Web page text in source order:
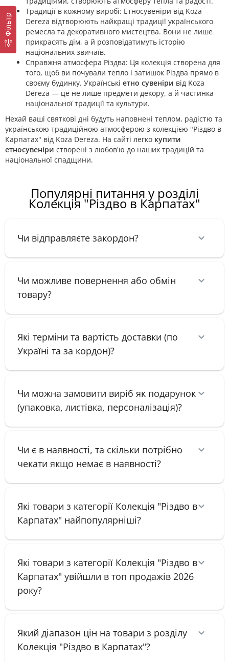
Фільтр
Традиції в кожному виробі: Етносувеніри від Koza
Dereza відтворюють найкращі традиції українського
ремесла та декоративного мистецтва. Вони не лише
прикрасять дім, а й розповідатимуть історію
національних звичаїв.
Справжня атмосфера Різдва: Ця колекція створена для
того, щоб ви почували тепло і затишок Різдва прямо в
своєму будинку. Українські етно сувеніри від Koza
Dereza — це не лише предмети декору, а й частинка
національної традиції та культури.
Нехай ваші святкові дні будуть наповнені теплом, радістю та
українською традиційною атмосферою з колекцією "Різдво в
Карпатах" від Koza Dereza. На сайті легко купити
етносувеніри створені з любов'ю до наших традицій та
національної спадщини.
Популярні питання у розділі
Колекція "Різдво в Карпатах"
Чи відправляєте закордон?
Чи можливе повернення або обмін
товару?
Які терміни та вартість доставки (по
Україні та за кордон)?
Чи можна замовити виріб як подарунок
(упаковка, листівка, персоналізація)?
Чи є в наявності, та скільки потрібно
чекати якщо немає в наявності?
Які товари з категорії Колекція "Різдво в
Карпатах" найпопулярніші?
Які товари з категорії Колекція "Різдво в
Карпатах" увійшли в топ продажів 2026
року?
Який діапазон цін на товари з розділу
Колекція "Різдво в Карпатах"?